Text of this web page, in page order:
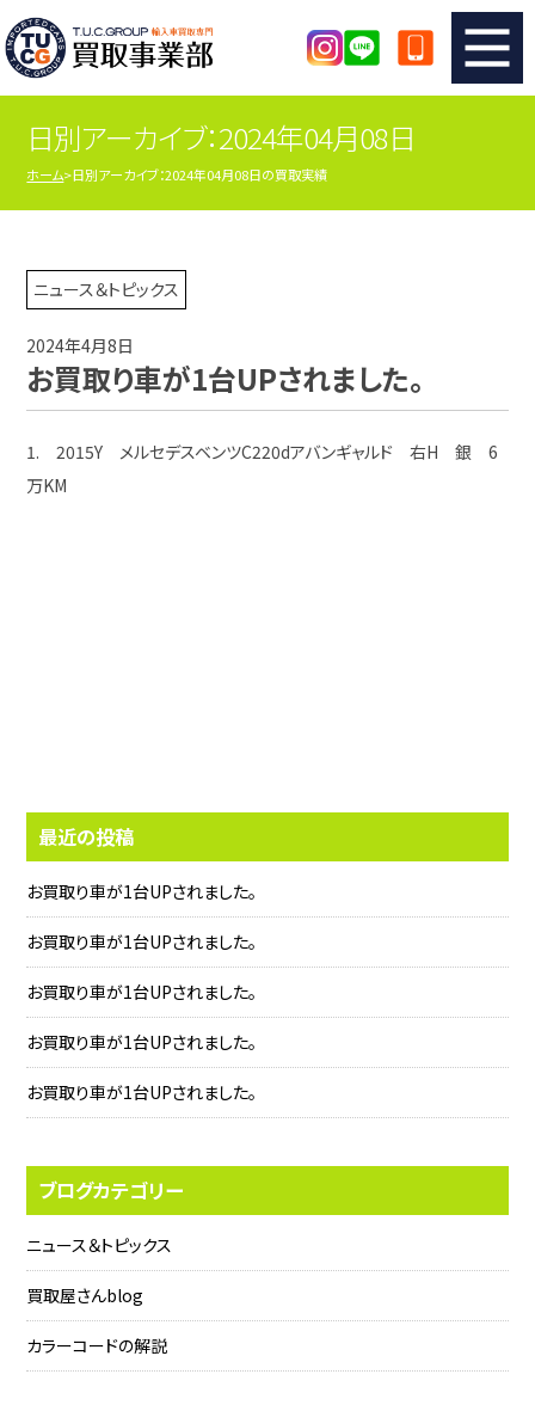
TUCのカンタン査定 買取りの流れ
査定の注意事項 メーカー別査定フォーム
TUCの買取実績
店舗紹介
日別アーカイブ：2024年04月08日
ホーム 日別アーカイブ：2024年04月08日の買取実績
ニュース＆トピックス
2024年4月8日
お買取り車が1台UPされました。
1. 2015Y メルセデスベンツC220dアバンギャルド 右H 銀 6
万KM
最近の投稿
お買取り車が1台UPされました。
お買取り車が1台UPされました。
お買取り車が1台UPされました。
お買取り車が1台UPされました。
お買取り車が1台UPされました。
ブログカテゴリー
ニュース＆トピックス
買取屋さんblog
カラーコードの解説